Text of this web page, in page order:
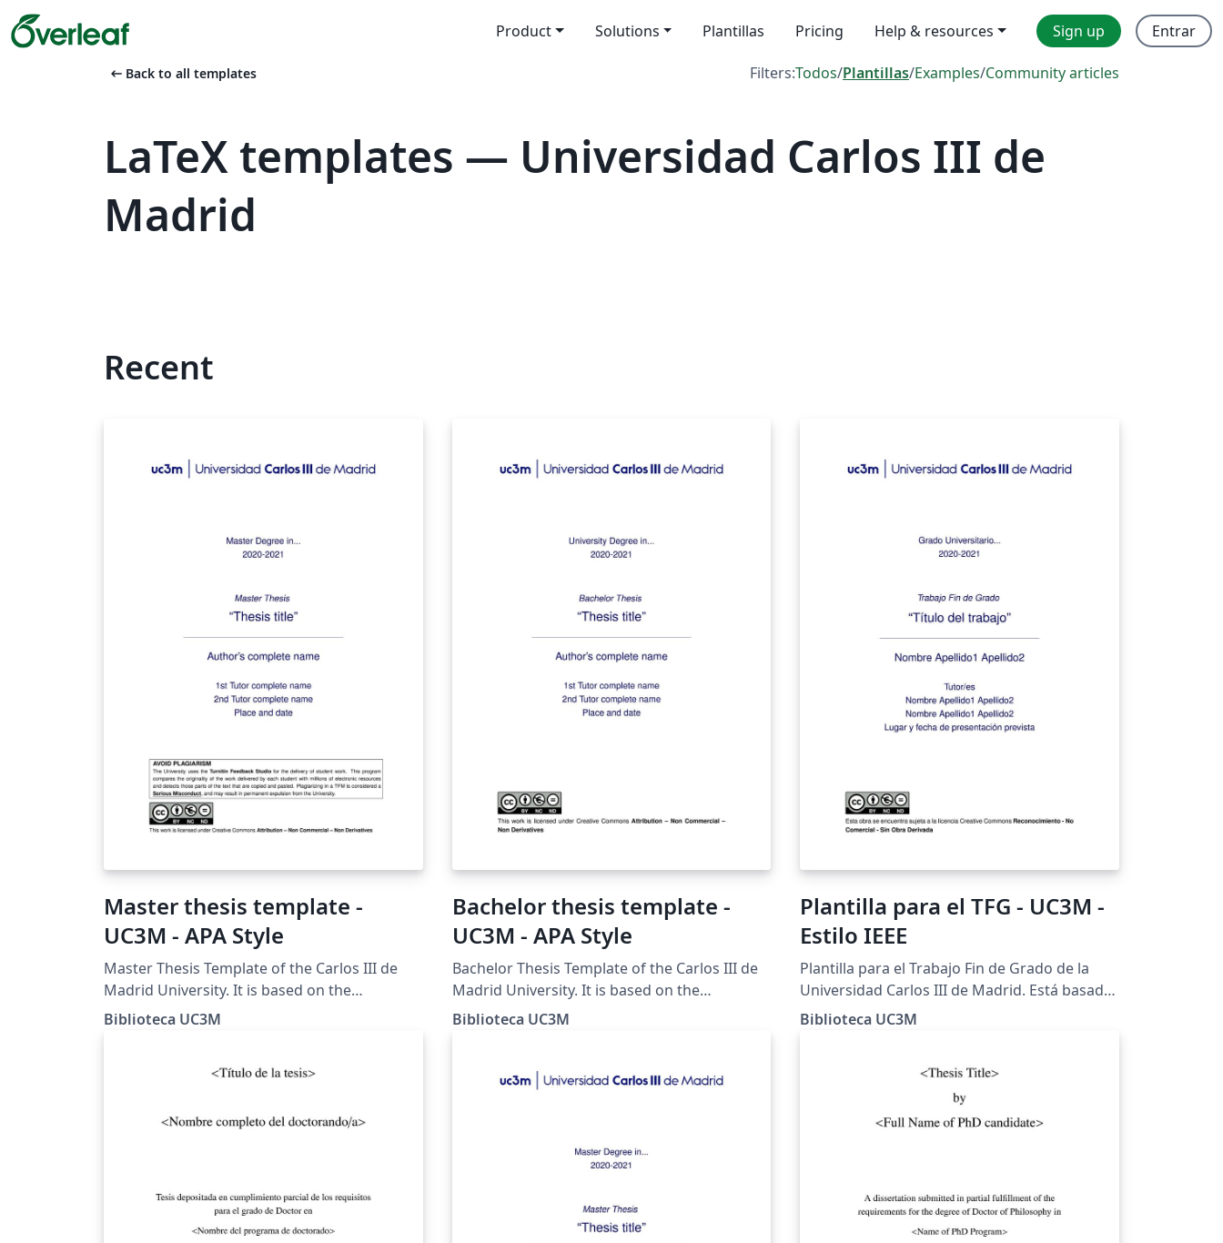
Product Solutions Plantillas Pricing Help & resources Sign up Entrar
arrow_left_alt Back to all templates Filters:Todos/Plantillas/Examples/Community articles
LaTeX templates — Universidad Carlos III de
Madrid
Recent
Master thesis template -
UC3M - APA Style
Master Thesis Template of the Carlos III de
Madrid University. It is based on the
recommendations for the APA style of the
Biblioteca UC3M
Bachelor thesis template -
UC3M - APA Style
Bachelor Thesis Template of the Carlos III de
Madrid University. It is based on the
recommendations for the APA style of the
Biblioteca UC3M
Plantilla para el TFG - UC3M -
Estilo IEEE
Plantilla para el Trabajo Fin de Grado de la
Universidad Carlos III de Madrid. Está basada
en las recomendaciones para el estilo IEEE de
Biblioteca UC3M